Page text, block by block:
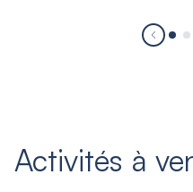
Activités à